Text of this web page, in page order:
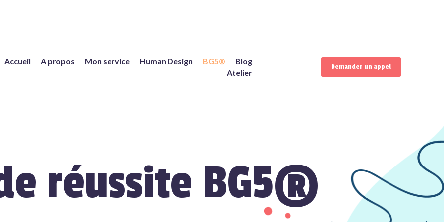
Accueil A propos Mon service Human Design BG5®
Blog
Atelier
Demander un appel
réussite BG5®